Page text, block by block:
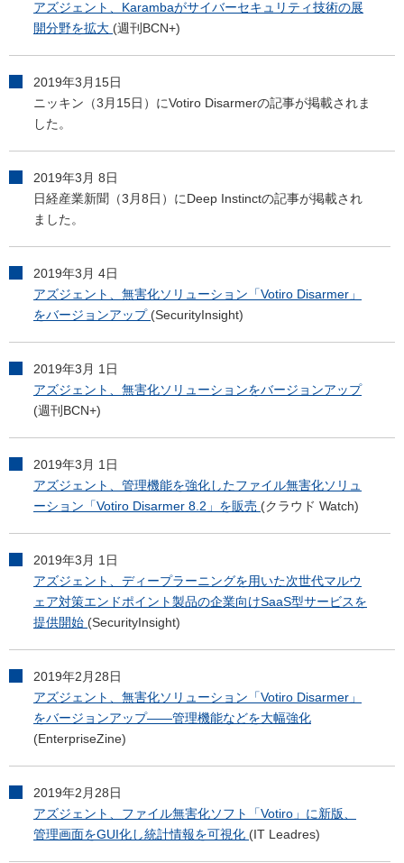
アズジェント、Karambaがサイバーセキュリティ技術の展
開分野を拡大 (週刊BCN+)
2019年3月15日
ニッキン（3月15日）にVotiro Disarmerの記事が掲載されま
した。
2019年3月 8日
日経産業新聞（3月8日）にDeep Instinctの記事が掲載され
ました。
2019年3月 4日
アズジェント、無害化ソリューション「Votiro Disarmer」
をバージョンアップ (SecurityInsight)
2019年3月 1日
アズジェント、無害化ソリューションをバージョンアップ
(週刊BCN+)
2019年3月 1日
アズジェント、管理機能を強化したファイル無害化ソリュ
ーション「Votiro Disarmer 8.2」を販売 (クラウド Watch)
2019年3月 1日
アズジェント、ディープラーニングを用いた次世代マルウ
ェア対策エンドポイント製品の企業向けSaaS型サービスを
提供開始 (SecurityInsight)
2019年2月28日
アズジェント、無害化ソリューション「Votiro Disarmer」
をバージョンアップ――管理機能などを大幅強化
(EnterpriseZine)
2019年2月28日
アズジェント、ファイル無害化ソフト「Votiro」に新版、
管理画面をGUI化し統計情報を可視化 (IT Leadres)